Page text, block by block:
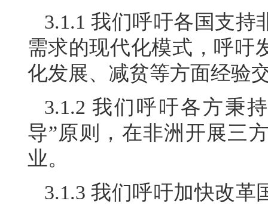
3.1.1 我们呼吁各国支
需求的现代化模式，呼吁
化发展、减贫等方面经验
3.1.2 我们呼吁各方秉
导”原则，在非洲开展三
业。
3.1.3 我们呼吁加快改